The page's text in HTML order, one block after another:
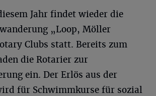
Jahr findet wieder die
„Loop, Möller
Clubs statt. Bereits zum
die Rotarier zur
ein. Der Erlös aus der
für Schwimmkurse für sozial